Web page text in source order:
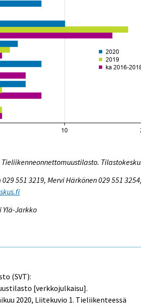
551 3219, Mervi Härkönen 029 551
Ylä-Jarkko
(SVT):
[verkkojulkaisu].
2020, Liitekuvio 1. Tieliikenteessä